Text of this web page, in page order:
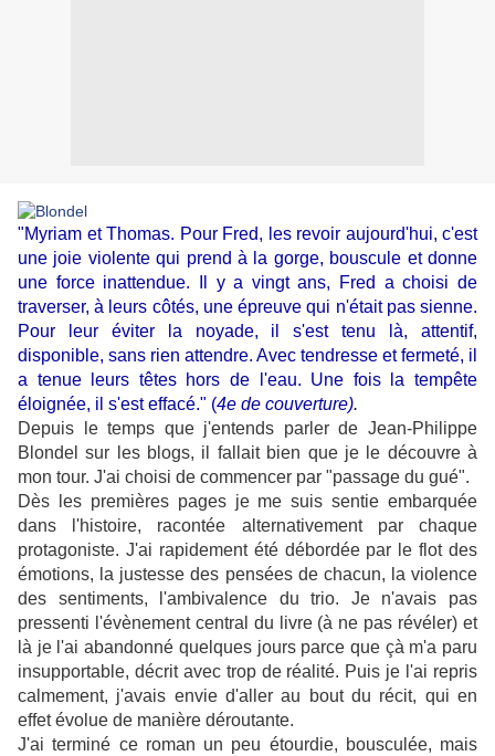
"Myriam et Thomas. Pour Fred, les revoir aujourd'hui, c'est
une joie violente qui prend à la gorge, bouscule et donne
une force inattendue. Il y a vingt ans, Fred a choisi de
traverser, à leurs côtés, une épreuve qui n'était pas sienne.
Pour leur éviter la noyade, il s'est tenu là, attentif,
disponible, sans rien attendre. Avec tendresse et fermeté, il
a tenue leurs têtes hors de l'eau. Une fois la tempête
éloignée, il s'est effacé." (4e de couverture).
Depuis le temps que j'entends parler de Jean-Philippe
Blondel sur les blogs, il fallait bien que je le découvre à
mon tour. J'ai choisi de commencer par "passage du gué".
Dès les premières pages je me suis sentie embarquée
dans l'histoire, racontée alternativement par chaque
protagoniste. J'ai rapidement été débordée par le flot des
émotions, la justesse des pensées de chacun, la violence
des sentiments, l'ambivalence du trio. Je n'avais pas
pressenti l'évènement central du livre (à ne pas révéler) et
là je l'ai abandonné quelques jours parce que çà m'a paru
insupportable, décrit avec trop de réalité. Puis je l'ai repris
calmement, j'avais envie d'aller au bout du récit, qui en
effet évolue de manière déroutante.
J'ai terminé ce roman un peu étourdie, bousculée, mais